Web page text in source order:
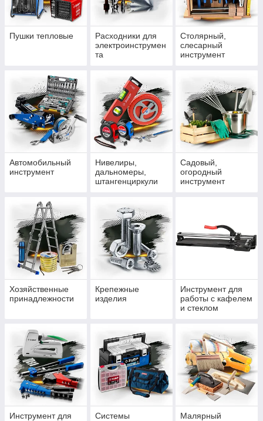
Пушки тепловые
Расходники для
электроинструмен
та
Столярный,
слесарный
инструмент
Автомобильный
инструмент
Нивелиры,
дальномеры,
штангенциркули
Садовый,
огородный
инструмент
Хозяйственные
принадлежности
Крепежные
изделия
Инструмент для
работы с кафелем
и стеклом
Инструмент для
Системы
Малярный